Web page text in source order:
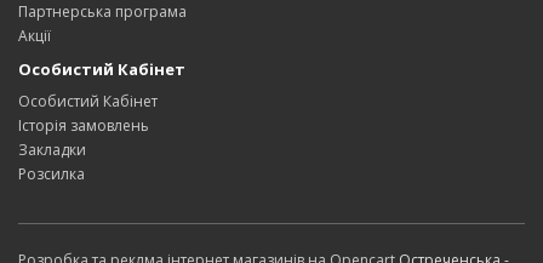
Партнерська програма
Акції
Особистий Кабінет
Особистий Кабінет
Історія замовлень
Закладки
Розсилка